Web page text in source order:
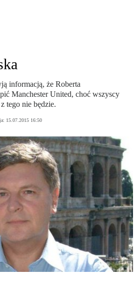
informacją, że Roberta
Manchester United, choć wszyscy
tego nie będzie.
15.07.2015 16:50